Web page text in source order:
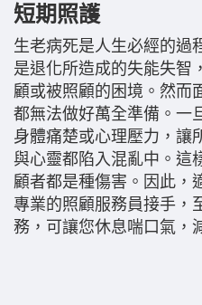
短期照護
生老病死是人生必經的過
是退化所造成的失能失智
顧或被照顧的困境。然而
都無法做好萬全準備。一
身體痛楚或心理壓力，讓
與心靈都陷入混亂中。這
顧者都是種傷害。因此，
專業的照顧服務員接手，
務，可讓您休息喘口氣，